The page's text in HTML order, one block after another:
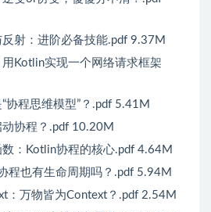
射：进阶必备技能.pdf 9.37M
Kotlin实现一个网络请求框架
协程思维模型”？.pdf 5.41M
协程？.pdf 10.20M
：Kotlin协程的核心.pdf 4.64M
程也有生命周期吗？.pdf 5.94M
：万物皆为Context？.pdf 2.54M